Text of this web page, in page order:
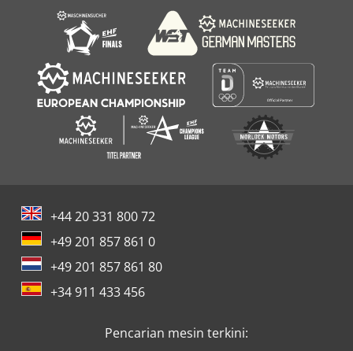
+44 20 331 800 72
+49 201 857 861 0
+49 201 857 861 80
+34 911 433 456
Pencarian mesin terkini: